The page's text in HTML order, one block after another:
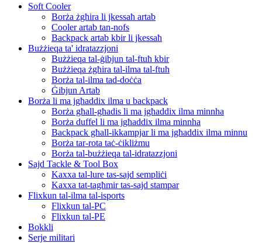
Soft Cooler
Borża żgħira li jkessaħ artab
Cooler artab tan-nofs
Backpack artab kbir li jkessaħ
Bużżieqa ta' idratazzjoni
Bużżieqa tal-ġibjun tal-ftuħ kbir
Bużżieqa żgħira tal-ilma tal-ftuħ
Borża tal-ilma tad-doċċa
Ġibjun Artab
Borża li ma jgħaddix ilma u backpack
Borża għall-għadis li ma jgħaddix ilma minnha
Borża duffel li ma jgħaddix ilma minnha
Backpack għall-ikkampjar li ma jgħaddix ilma minnu
Borża tar-rota taċ-ċikliżmu
Borża tal-bużżieqa tal-idratazzjoni
Sajd Tackle & Tool Box
Kaxxa tal-lure tas-sajd sempliċi
Kaxxa tat-tagħmir tas-sajd stampar
Flixkun tal-ilma tal-isports
Flixkun tal-PC
Flixkun tal-PE
Bokkli
Serje militari